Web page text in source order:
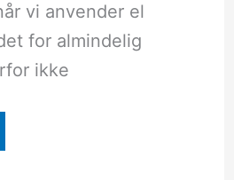
vi anvender el
for almindelig
ikke